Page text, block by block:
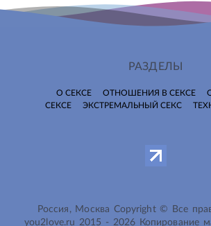
РАЗДЕЛЫ
О СЕКСЕ ОТНОШЕНИЯ В СЕКСЕ
СЕКСЕ
ЭКСТРЕМАЛЬНЫЙ СЕКС
Россия, Москва Copyright © Все
you2love.ru 2015 - 2026 Копирование